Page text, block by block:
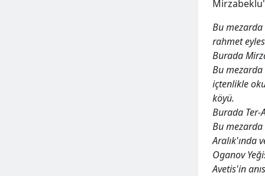
Bu mezarda
rahmet
Burada
Bu
içtenlikle
köyü.
Burada Ter-
Bu mezarda
Aralık'ında
Oganov
Avetis'in